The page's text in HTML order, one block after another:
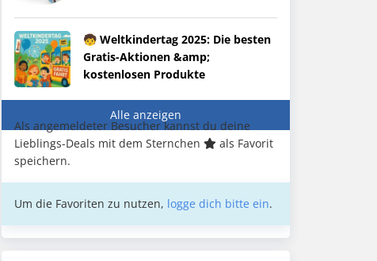
🧒 Weltkindertag 2025: Die besten
Gratis-Aktionen &amp;
kostenlosen Produkte
Alle anzeigen
Als angemeldeter Besucher kannst du deine
Lieblings-Deals mit dem Sternchen
als Favorit
speichern.
Um die Favoriten zu nutzen, logge dich bitte ein.